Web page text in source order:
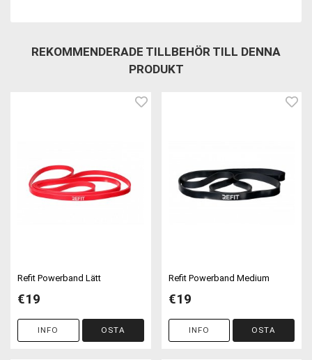
REKOMMENDERADE TILLBEHÖR TILL DENNA
PRODUKT
Refit Powerband Lätt
€19
INFO OSTA
Refit Powerband Medium
€19
INFO OSTA